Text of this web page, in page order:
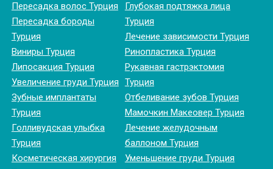
Пересадка волос Турция
Пересадка бороды
Турция
Виниры Турция
Липосакция Турция
Увеличение груди Турция
Зубные имплантаты
Турция
Голливудская улыбка
Турция
Косметическая хирургия
Глубокая подтяжка лица
Турция
Лечение зависимости Турция
Ринопластика Турция
Рукавная гастрэктомия
Турция
Отбеливание зубов Турция
Мамочкин Макеовер Турция
Лечение желудочным
баллоном Турция
Уменьшение груди Турция